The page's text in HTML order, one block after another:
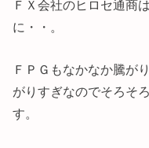
ＦＸ会社のヒロセ通商
に・・。
ＦＰＧもなかなか騰が
がりすぎなのでそろそ
す。